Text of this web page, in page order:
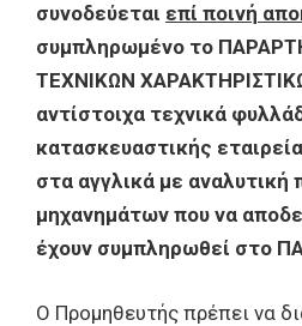
συνοδεύεται επί ποινή
συμπληρωμένο το
ΤΕΧΝΙΚΩΝ
αντίστοιχα τεχνικά
κατασκευαστικής
στα αγγλικά με
μηχανημάτων που να
έχουν συμπληρωθεί στο
Ο Προμηθευτής πρέπει να